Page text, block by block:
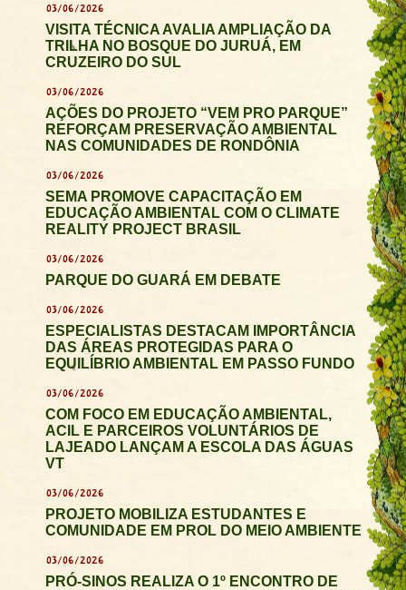
03/06/2026
VISITA TÉCNICA AVALIA AMPLIAÇÃO DA
TRILHA NO BOSQUE DO JURUÁ, EM
CRUZEIRO DO SUL
03/06/2026
AÇÕES DO PROJETO “VEM PRO PARQUE”
REFORÇAM PRESERVAÇÃO AMBIENTAL
NAS COMUNIDADES DE RONDÔNIA
03/06/2026
SEMA PROMOVE CAPACITAÇÃO EM
EDUCAÇÃO AMBIENTAL COM O CLIMATE
REALITY PROJECT BRASIL
03/06/2026
PARQUE DO GUARÁ EM DEBATE
03/06/2026
ESPECIALISTAS DESTACAM IMPORTÂNCIA
DAS ÁREAS PROTEGIDAS PARA O
EQUILÍBRIO AMBIENTAL EM PASSO FUNDO
03/06/2026
COM FOCO EM EDUCAÇÃO AMBIENTAL,
ACIL E PARCEIROS VOLUNTÁRIOS DE
LAJEADO LANÇAM A ESCOLA DAS ÁGUAS
VT
03/06/2026
PROJETO MOBILIZA ESTUDANTES E
COMUNIDADE EM PROL DO MEIO AMBIENTE
03/06/2026
PRÓ-SINOS REALIZA O 1º ENCONTRO DE